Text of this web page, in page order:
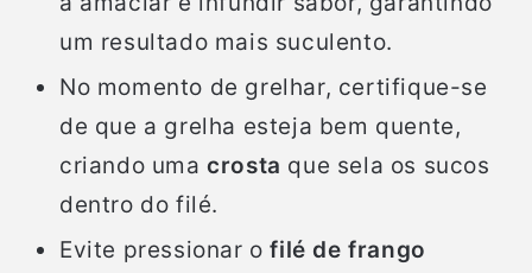
um resultado mais suculento.
No momento de grelhar, certifique-se
de que a grelha esteja bem quente,
criando umacrosta que sela os sucos
dentro do filé.
Evite pressionar ofilé de frango